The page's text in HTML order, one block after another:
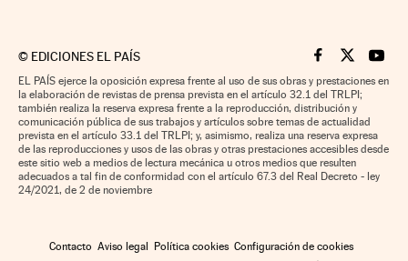
© EDICIONES EL PAÍS Cinco Días en
Cinco Días
Cinco
EL PAÍS ejerce la oposición expresa frente al uso de sus obras y prestaciones en
la elaboración de revistas de prensa prevista en el artículo 32.1 del TRLPI;
también realiza la reserva expresa frente a la reproducción, distribución y
comunicación pública de sus trabajos y artículos sobre temas de actualidad
prevista en el artículo 33.1 del TRLPI; y, asimismo, realiza una reserva expresa
de las reproducciones y usos de las obras y otras prestaciones accesibles desde
este sitio web a medios de lectura mecánica u otros medios que resulten
adecuados a tal fin de conformidad con el artículo 67.3 del Real Decreto - ley
24/2021, de 2 de noviembre
Contacto Aviso legal Política cookies Configuración de cookies